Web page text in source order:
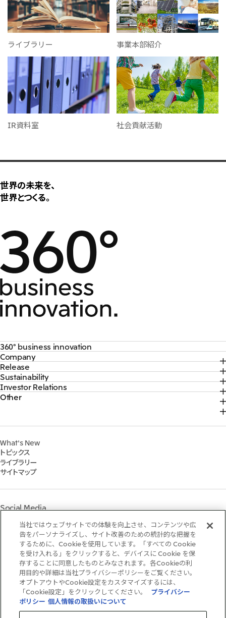
ライブラリー 事業本部紹介
IR資料室 社会貢献活動
世界の未来を、
世界とつくる。
360° business innovation
トップ
三井物産ブランド・プロジェクト
ソーシャルメディア公式アカウント一覧​
コンテンツ一覧
Company
トップ
社長メッセージ
三井物産について
三井物産の事業
Release
トップ
2026年
2025年
Sustainability
トップ
サステナビリティ最新情報
Social
Governance
マテリアリティ
イニシアティブへの参画
三井物産の人材マネジメント
社会貢献活動
ライブラリー
「三井物産の森」LEAPアプローチ
TCFDに基づく情報開示
Investor Relations
トップ
IR資料室
IR説明会
個人株主・投資家の皆様へ
株主・株式基本情報
IRカレンダー
Other
三井グループ350周年記念事業サイト
What's New
トピックス
ライブラリー
サイトマップ
Social Media
InstagramTwitter FacebookLinkedInYoutube
ご利用条件
推奨環境
個人情報保護方針
情報セキュリティ方針
ソーシャルメディア利用規約
当社ではウェブサイトでの体験を向上させ、コンテンツや広
告をパーソナライズし、サイト改善のための統計的な把握を
するために、Cookieを使用しています。「すべての Cookie
を受け入れる」をクリックすると、デバイスに Cookie を保
存することに同意したものとみなされます。各Cookieの利
用目的や詳細は当社プライバシーポリシーをご覧ください。
オプトアウトやCookie設定をカスタマイズするには、
「Cookie設定」をクリックしてください。
プライバシー
ポリシー 個人情報の取扱いについて